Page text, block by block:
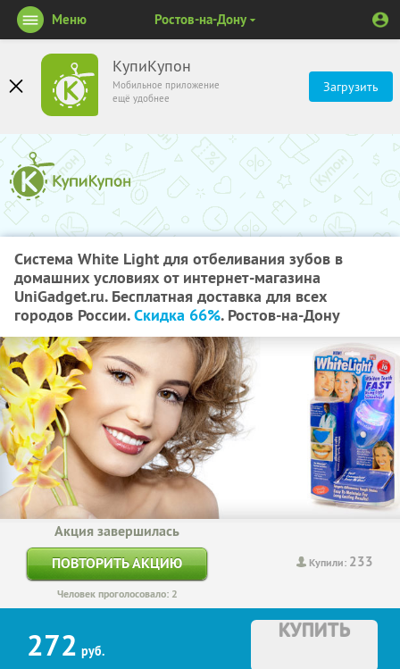
КупиКупон
Мобильное приложение
ещё удобнее
Загрузить
Меню Ростов-на-Дону
Система White Light для отбеливания зубов в
домашних условиях от интернет-магазина
UniGadget.ru. Бесплатная доставка для всех
городов России.Скидка 66%. Ростов-на-Дону
Купили: 233
Акция завершилась
ПОВТОРИТЬ АКЦИЮ
Человек проголосовало: 2
272 руб.
КУПИТЬ